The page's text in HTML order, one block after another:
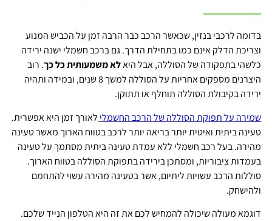
בדומה לרכבי בנזין, שכאשר הרכב כבר הרבה זמן על הכביש המנוע
וצריכת הדלק אינם כמו בתחילת הדרך. גם ברכב חשמלי ישנה ירידה
כלשהי בתפקודה של הסוללה, אבל היאלא משמעותית כל כך. רוב
היצרנים מספקים אחריות על הסוללה למשך 8 שנים, ובמידה ותהיה
ירידה בקיבולת הסוללה תוחלף או תתוקן.
שמירה על תפוקת הסוללה של הרכב החשמלי לאורך זמן היא אפשרית.
טעינה ביתית ואיטית יותר בריאה יותר לרכב בטווח הארוך מאשר טעינה
מהירה. בעל רכב חשמלי ללא עמדת טעינה ביתית מסתמך על טעינה
בעמדות ציבוריות, ומסתכן בירידה בתפוקת הסוללה בטווח הארוך.
סוללות הרכב עשויות ליתיום, אשר בטעינה מהירה עשוי להתחמם
ולהישחק.
דוגמא מעולה שיכולה להמחיש לכם את זה היא הטלפון הנייד שלכם.